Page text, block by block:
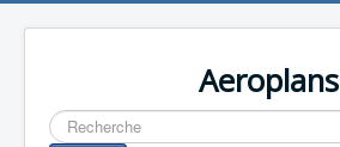
Aeroplans
Rechercher